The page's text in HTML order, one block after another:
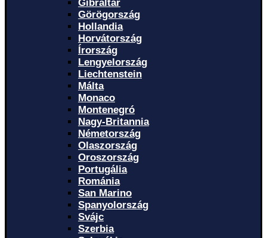
Gibraltár
Görögország
Hollandia
Horvátország
Írország
Lengyelország
Liechtenstein
Málta
Monaco
Montenegró
Nagy-Britannia
Németország
Olaszország
Oroszország
Portugália
Románia
San Marino
Spanyolország
Svájc
Szerbia